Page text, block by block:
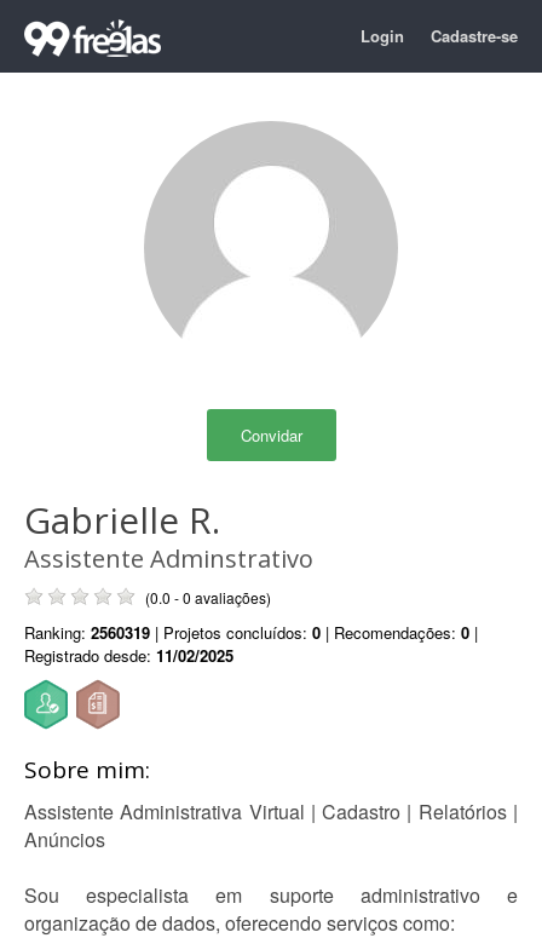
Login Cadastre-se
Convidar
Gabrielle R.
Assistente Adminstrativo
(0.0 - 0 avaliações)
Ranking: 2560319 | Projetos concluídos: 0 | Recomendações: 0 |
Registrado desde: 11/02/2025
Sobre mim:
Assistente Administrativa Virtual | Cadastro | Relatórios |
Anúncios
Sou especialista em suporte administrativo e
organização de dados, oferecendo serviços como: